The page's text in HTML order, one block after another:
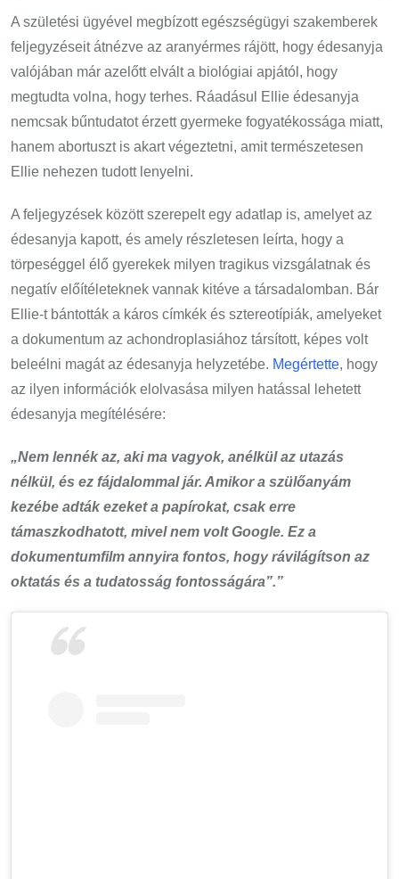
A születési ügyével megbízott egészségügyi szakemberek
feljegyzéseit átnézve az aranyérmes rájött, hogy édesanyja
valójában már azelőtt elvált a biológiai apjától, hogy
megtudta volna, hogy terhes. Ráadásul Ellie édesanyja
nemcsak bűntudatot érzett gyermeke fogyatékossága miatt,
hanem abortuszt is akart végeztetni, amit természetesen
Ellie nehezen tudott lenyelni.
A feljegyzések között szerepelt egy adatlap is, amelyet az
édesanyja kapott, és amely részletesen leírta, hogy a
törpeséggel élő gyerekek milyen tragikus vizsgálatnak és
negatív előítéleteknek vannak kitéve a társadalomban. Bár
Ellie-t bántották a káros címkék és sztereotípiák, amelyeket
a dokumentum az achondroplasiához társított, képes volt
beleélni magát az édesanyja helyzetébe. Megértette, hogy
az ilyen információk elolvasása milyen hatással lehetett
édesanyja megítélésére:
„Nem lennék az, aki ma vagyok, anélkül az utazás
nélkül, és ez fájdalommal jár. Amikor a szülőanyám
kezébe adták ezeket a papírokat, csak erre
támaszkodhatott, mivel nem volt Google. Ez a
dokumentumfilm annyira fontos, hogy rávilágítson az
oktatás és a tudatosság fontosságára”.”